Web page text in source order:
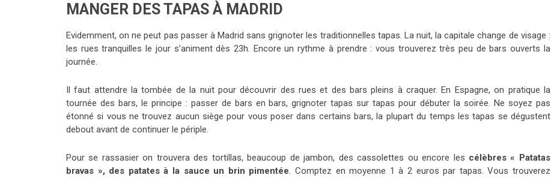
MANGER DES TAPAS À MADRID
Evidemment, on ne peut pas passer à Madrid sans grignoter les traditionnelles tapas. La nuit, la capitale change de visage :
les rues tranquilles le jour s’animent dès 23h. Encore un rythme à prendre : vous trouverez très peu de bars ouverts la
journée.
Il faut attendre la tombée de la nuit pour découvrir des rues et des bars pleins à craquer. En Espagne, on pratique la
tournée des bars, le principe : passer de bars en bars, grignoter tapas sur tapas pour débuter la soirée. Ne soyez pas
étonné si vous ne trouvez aucun siège pour vous poser dans certains bars, la plupart du temps les tapas se dégustent
debout avant de continuer le périple.
Pour se rassasier on trouvera des tortillas, beaucoup de jambon, des cassolettes ou encore les célèbres « Patatas
bravas », des patates à la sauce un brin pimentée. Comptez en moyenne 1 à 2 euros par tapas. Vous trouverez